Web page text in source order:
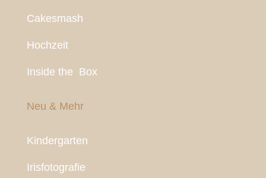
Cakesmash
Hochzeit
Inside the Box
Neu & Mehr
Kindergarten
Irisfotografie